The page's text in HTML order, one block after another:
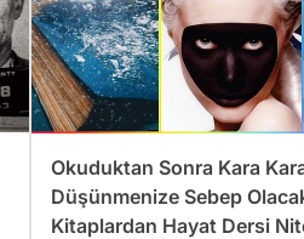
Okuduktan Sonra Kara
Düşünmenize Sebep
Kitaplardan Hayat Dersi